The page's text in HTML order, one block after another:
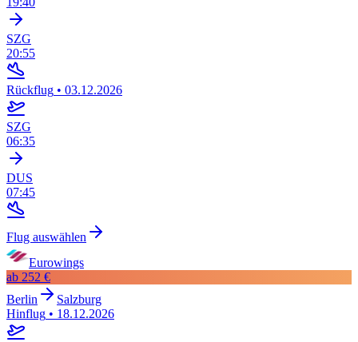
SZG
20:55
Rückflug • 03.12.2026
SZG
06:35
DUS
07:45
Flug auswählen
Eurowings
ab 252 €
Berlin
Salzburg
Hinflug • 18.12.2026